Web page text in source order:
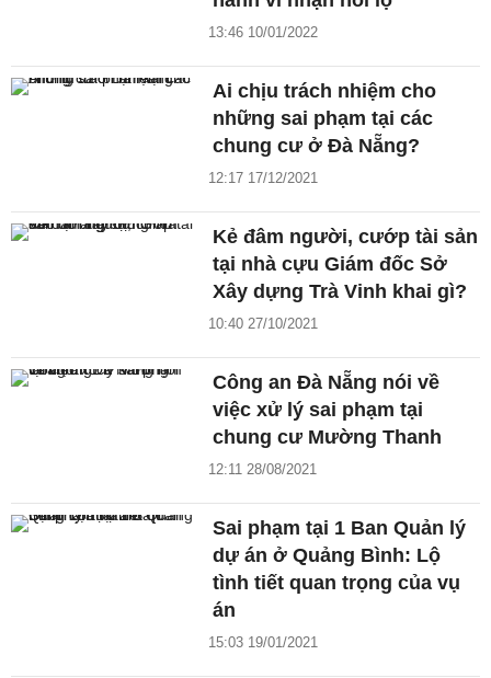
13:46 10/01/2022
Ai chịu trách nhiệm cho
những sai phạm tại các
chung cư ở Đà Nẵng?
12:17 17/12/2021
Kẻ đâm người, cướp tài sản
tại nhà cựu Giám đốc Sở
Xây dựng Trà Vinh khai gì?
10:40 27/10/2021
Công an Đà Nẵng nói về
việc xử lý sai phạm tại
chung cư Mường Thanh
12:11 28/08/2021
Sai phạm tại 1 Ban Quản lý
dự án ở Quảng Bình: Lộ
tình tiết quan trọng của vụ
án
15:03 19/01/2021